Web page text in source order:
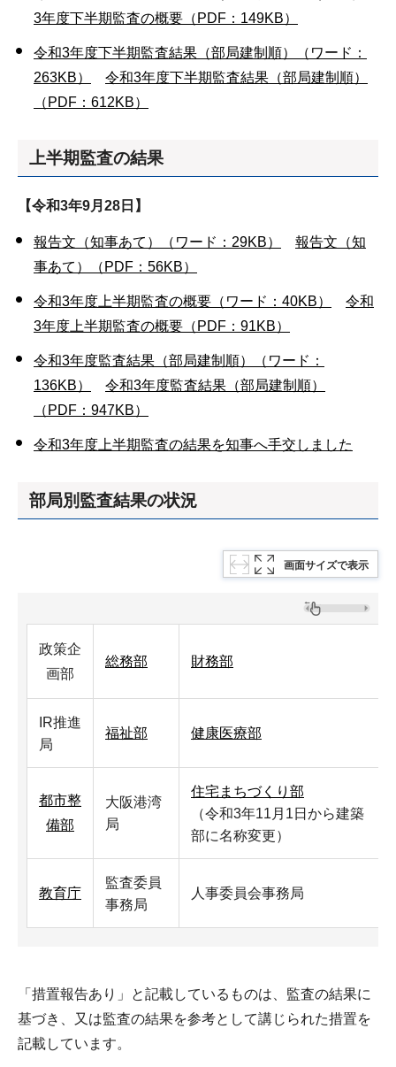
3年度下半期監査の概要（PDF：149KB）
令和3年度下半期監査結果（部局建制順）（ワード：
263KB）
令和3年度下半期監査結果（部局建制順）
（PDF：612KB）
上半期監査の結果
【令和3年9月28日】
報告文（知事あて）（ワード：29KB）
報告文（知
事あて）（PDF：56KB）
令和3年度上半期監査の概要（ワード：40KB）
令和
3年度上半期監査の概要（PDF：91KB）
令和3年度監査結果（部局建制順）（ワード：
136KB）
令和3年度監査結果（部局建制順）
（PDF：947KB）
令和3年度上半期監査の結果を知事へ手交しました
部局別監査結果の状況
画面サイズで表示
政策企
画部
総務部 財務部
IR推進
局
福祉部 健康医療部
都市整
備部
大阪港湾
局
住宅まちづくり部
（令和3年11月1日から建築
部に名称変更）
教育庁
監査委員
事務局
人事委員会事務局
「措置報告あり」と記載しているものは、監査の結果に
基づき、又は監査の結果を参考として講じられた措置を
記載しています。